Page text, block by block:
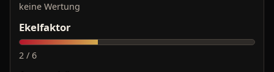
keine Wertung
Ekelfaktor
2 / 6